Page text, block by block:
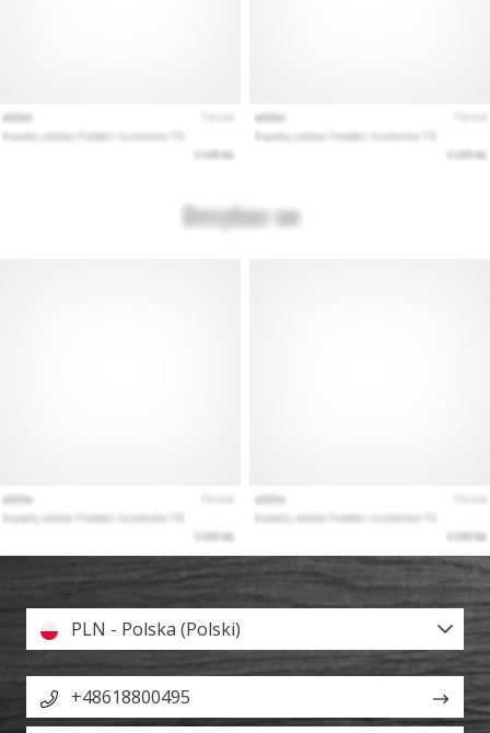
PLN - Polska (Polski)
+48618800495